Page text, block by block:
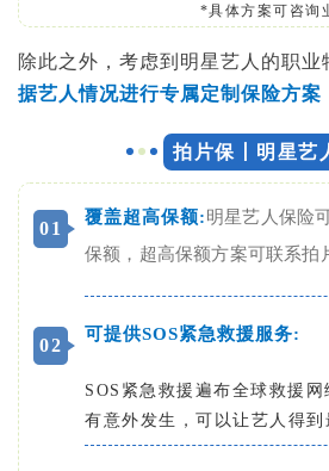
*具体方案可咨询
除此之外，考虑到明星艺人的职业
据艺人情况进行专属定制保险方案
拍片保丨明星艺
01
覆盖超高保额:明星艺人保险
保额，超高保额方案可联系拍
02
可提供SOS紧急救援服务:
SOS紧急救援遍布全球救援
有意外发生，可以让艺人得到